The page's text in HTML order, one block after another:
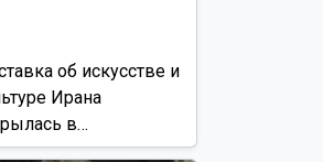
об искусстве и
Ирана
в